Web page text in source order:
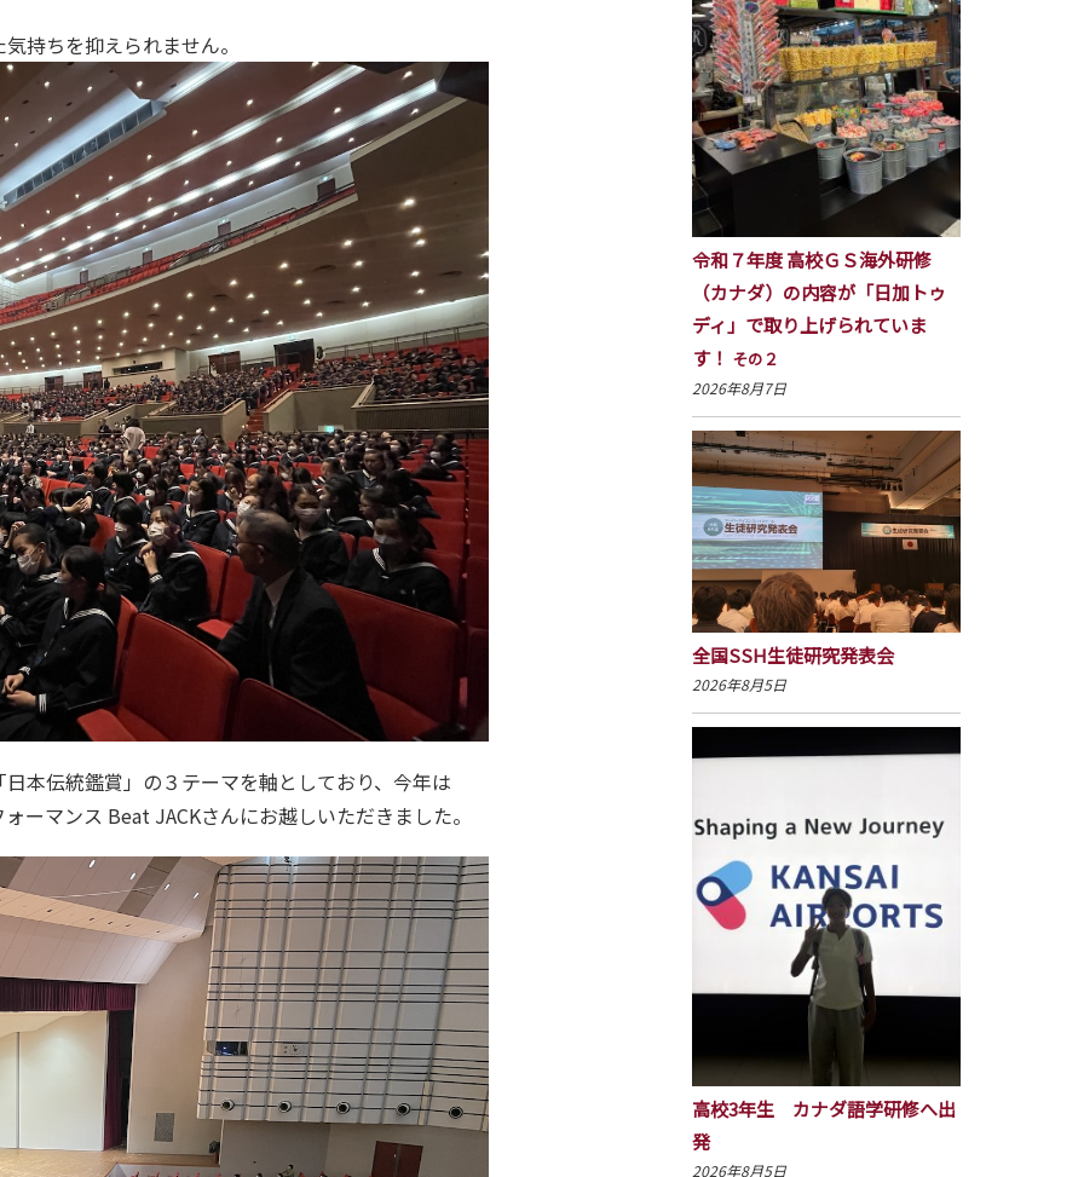
持ちを抑えられません。
本伝統鑑賞」の３テーマを軸としており、今年は
ーマンス Beat JACKさんにお越しいただきました。
令和７年度 高校ＧＳ海外研修
（カナダ）の内容が「日加トゥ
ディ」で取り上げられていま
す！ その２
2026年8月7日
全国SSH生徒研究発表会
2026年8月5日
高校3年生 カナダ語学研修へ出
発
2026年8月5日